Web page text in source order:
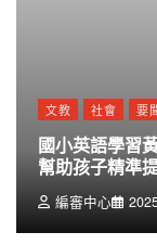
文教 社會 要
國小英語學習
幫助孩子精準
編審中心